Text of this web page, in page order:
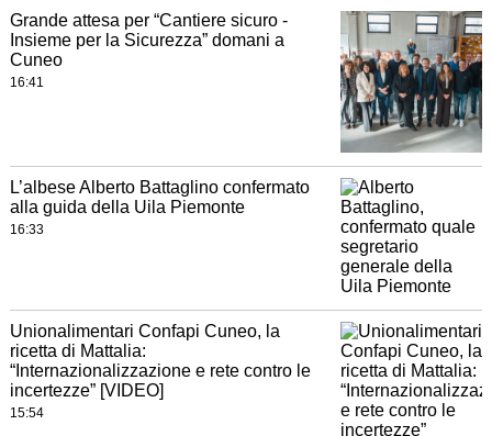
Grande attesa per “Cantiere sicuro -
Insieme per la Sicurezza” domani a
Cuneo
16:41
L’albese Alberto Battaglino confermato
alla guida della Uila Piemonte
16:33
Unionalimentari Confapi Cuneo, la
ricetta di Mattalia:
“Internazionalizzazione e rete contro le
incertezze” [VIDEO]
15:54